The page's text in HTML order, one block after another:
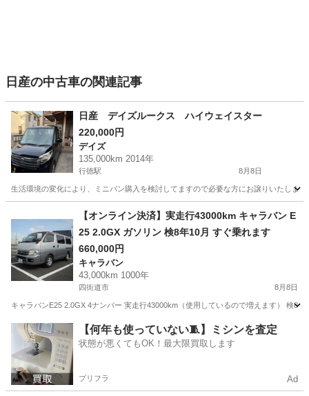
日産の中古車の関連記事
日産 デイズルークス ハイウェイスター
220,000円
デイズ
135,000km 2014年
行徳駅 8月8日
生活環境の変化により、ミニバン購入を検討してますので必要な方にお譲りいたしま
行徳駅 デイズ
【オンライン決済】実走行43000km キャラバン E
25 2.0GX ガソリン 検8年10月 すぐ乗れます
660,000円
キャラバン
43,000km 1000年
四街道市 8月8日
キャラバンE25 2.0GX 4ナンバー 実走行43000km（使用しているので増えます） 検8
千葉 四街道市 キャラバン
【何年も使っていない🧵】ミシンを査定
状態が悪くてもOK！最大限買取します
プリフラ Ad